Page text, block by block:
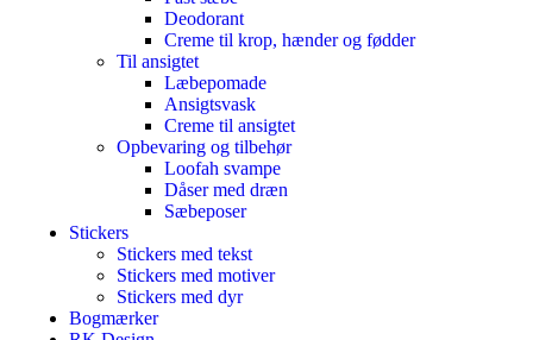
Deodorant
Creme til krop, hænder og fødder
Til ansigtet
Læbepomade
Ansigtsvask
Creme til ansigtet
Opbevaring og tilbehør
Loofah svampe
Dåser med dræn
Sæbeposer
Stickers
Stickers med tekst
Stickers med motiver
Stickers med dyr
Bogmærker